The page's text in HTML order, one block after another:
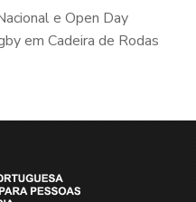
e Open Day
em Cadeira de Rodas